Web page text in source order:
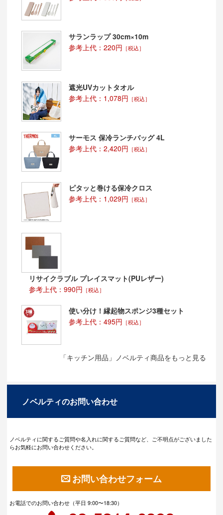
サランラップ 30cm×10m
参考上代：220円 ［税込］
遮光UVカットタオル
参考上代：1,078円 ［税込］
サーモス 保冷ランチバッグ 4L
参考上代：2,420円 ［税込］
ピタッと巻ける保冷クロス
参考上代：1,029円 ［税込］
リサイクラブル プレイスマット(PUレザー)
参考上代：990円 ［税込］
使い分け！縁起物スポンジ3種セット
参考上代：495円 ［税込］
「キッチン用品」ノベルティ商品をもっと見る
ノベルティのお問い合わせ
ノベルティに関するご質問や名入れに関するご質問など、ご不明点がございました
らお気軽にお問い合わせください。
お問い合わせフォーム
お電話でのお問い合わせ（平日 9:00〜18:30）